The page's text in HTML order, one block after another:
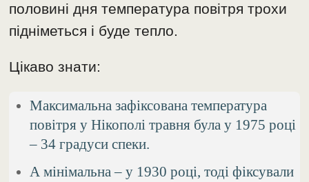
половині дня температура повітря трохи
підніметься і буде тепло.
Цікаво знати:
Максимальна зафіксована температура
повітря у Нікополі травня була у 1975 році
– 34 градуси спеки.
А мінімальна – у 1930 році, тоді фіксували